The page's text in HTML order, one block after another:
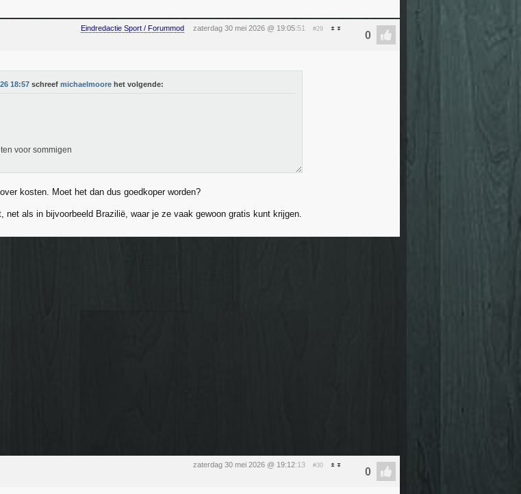
Eindredactie Sport / Forummod zaterdag 30 mei 2026 @ 19:05:51 #29
18:57 schreef michaelmoore het volgende:
voor sommigen
kosten. Moet het dan dus goedkoper worden?
net als in bijvoorbeeld Brazilië, waar je ze vaak gewoon gratis kunt krijgen.
zaterdag 30 mei 2026 @ 19:12:13 #30